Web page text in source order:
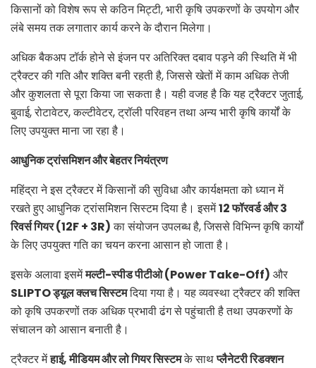
किसानों को विशेष रूप से कठिन मिट्टी, भारी कृषि उपकरणों के उपयोग और
लंबे समय तक लगातार कार्य करने के दौरान मिलेगा।
अधिक बैकअप टॉर्क होने से इंजन पर अतिरिक्त दबाव पड़ने की स्थिति में भी
ट्रैक्टर की गति और शक्ति बनी रहती है, जिससे खेतों में काम अधिक तेजी
और कुशलता से पूरा किया जा सकता है। यही वजह है कि यह ट्रैक्टर जुताई,
बुवाई, रोटावेटर, कल्टीवेटर, ट्रॉली परिवहन तथा अन्य भारी कृषि कार्यों के
लिए उपयुक्त माना जा रहा है।
आधुनिक ट्रांसमिशन और बेहतर नियंत्रण
महिंद्रा ने इस ट्रैक्टर में किसानों की सुविधा और कार्यक्षमता को ध्यान में
रखते हुए आधुनिक ट्रांसमिशन सिस्टम दिया है। इसमें12फॉरवर्ड और3
रिवर्स गियर (12F + 3R)का संयोजन उपलब्ध है, जिससे विभिन्न कृषि कार्यों
के लिए उपयुक्त गति का चयन करना आसान हो जाता है।
इसके अलावा इसमेंमल्टी-स्पीड पीटीओ (Power Take-Off) और
SLIPTOड्यूल क्लच सिस्टमदिया गया है। यह व्यवस्था ट्रैक्टर की शक्ति
को कृषि उपकरणों तक अधिक प्रभावी ढंग से पहुंचाती है तथा उपकरणों के
संचालन को आसान बनाती है।
ट्रैक्टर मेंहाई,मीडियम और लो गियर सिस्टमके साथप्लैनेटरी रिडक्शन